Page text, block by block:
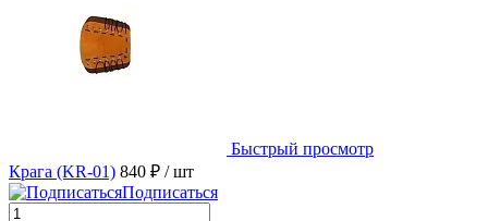
Быстрый просмотр
Крага (KR-01) 840 ₽ / шт
Подписаться